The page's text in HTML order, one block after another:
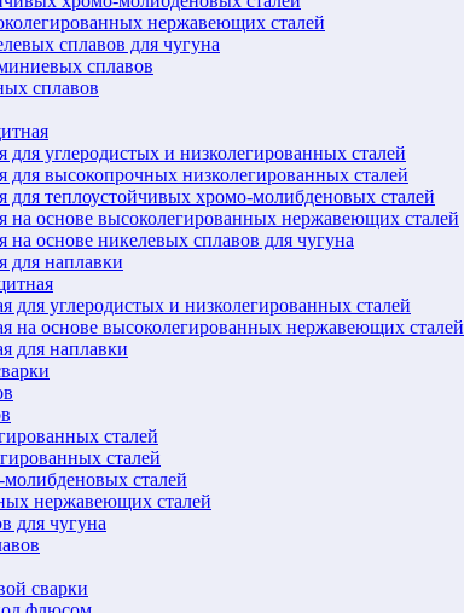
нержавеющих сталей
сплавов для чугуна
сплавов
сплавов
углеродистых и низколегированных сталей
для высокопрочных низколегированных сталей
для теплоустойчивых хромо-молибденовых сталей
на основе высоколегированных нержавеющих сталей
основе никелевых сплавов для чугуна
для наплавки
для углеродистых и низколегированных сталей
на основе высоколегированных нержавеющих сталей
для наплавки
сталей
сталей
сталей
нержавеющих сталей
для чугуна
сварки